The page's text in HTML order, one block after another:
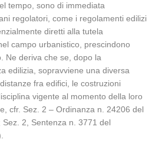
tempo, sono di immediata
regolatori, come i regolamenti edilizi
diretti alla tutela
campo urbanistico, prescindono
Ne deriva che se, dopo la
edilizia, sopravviene una diversa
fra edifici, le costruzioni
vigente al momento della loro
cfr. Sez. 2 – Ordinanza n. 24206 del
2, Sentenza n. 3771 del